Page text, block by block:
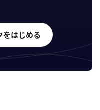
をはじめる